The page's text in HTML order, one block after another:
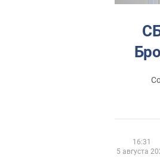
16:31
5 августа